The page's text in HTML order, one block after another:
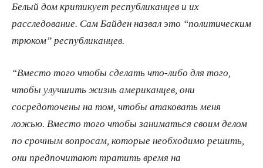
Белый дом критикует республиканцев и их
расследование. Сам Байден назвал это “политическим
трюком” республиканцев.
“Вместо того чтобы сделать что-либо для того,
чтобы улучшить жизнь американцев, они
сосредоточены на том, чтобы атаковать меня
ложью. Вместо того чтобы заниматься своим делом
по срочным вопросам, которые необходимо решить,
они предпочитают тратить время на